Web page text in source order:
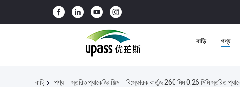
বাড়ি পণ্য
বাড়ি পণ্য স্তরিত প্যাকেজিং ফিল্ম বিস্ফোরক কার্তুজ 260 মিম 0.26 মিমি স্তরিত